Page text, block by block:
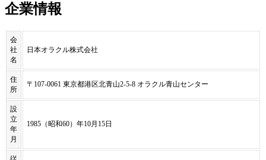
企業情報
会
社
名
日本オラクル株式会社
住
所
〒107-0061 東京都港区北青山2-5-8 オラクル青山センター
設
立
年
月
1985（昭和60）年10月15日